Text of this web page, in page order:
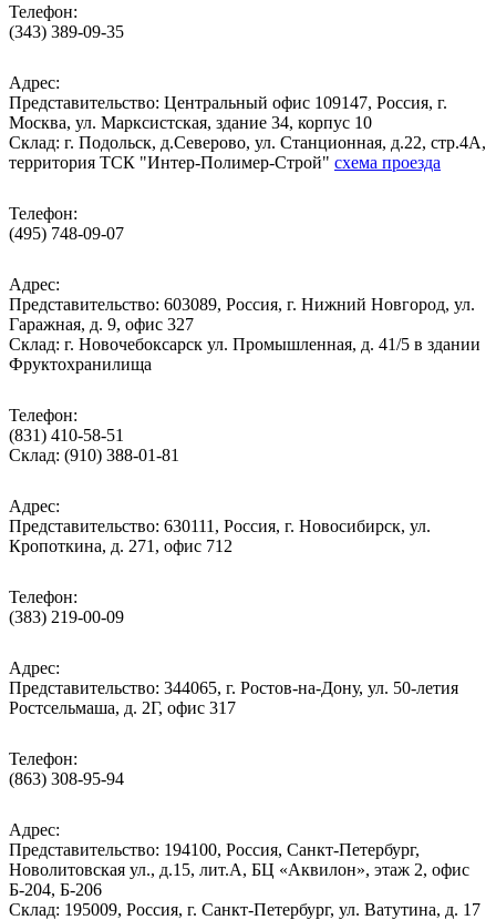
Телефон:
(343) 389-09-35
Адрес:
Представительство: Центральный офис 109147, Россия, г.
Москва, ул. Марксистская, здание 34, корпус 10
Cклад: г. Подольск, д.Северово, ул. Станционная, д.22, стр.4А,
территория ТСК "Интер-Полимер-Строй" схема проезда
Телефон:
(495) 748-09-07
Адрес:
Представительство: 603089, Россия, г. Нижний Новгород, ул.
Гаражная, д. 9, офис 327
Склад: г. Новочебоксарск ул. Промышленная, д. 41/5 в здании
Фруктохранилища
Телефон:
(831) 410-58-51
Склад: (910) 388-01-81
Адрес:
Представительство: 630111, Россия, г. Новосибирск, ул.
Кропоткина, д. 271, офис 712
Телефон:
(383) 219-00-09
Адрес:
Представительство: 344065, г. Ростов-на-Дону, ул. 50-летия
Ростсельмаша, д. 2Г, офис 317
Телефон:
(863) 308-95-94
Адрес:
Представительство: 194100, Россия, Санкт-Петербург,
Новолитовская ул., д.15, лит.А, БЦ «Аквилон», этаж 2, офис
Б-204, Б-206
Склад: 195009, Россия, г. Санкт-Петербург, ул. Ватутина, д. 17